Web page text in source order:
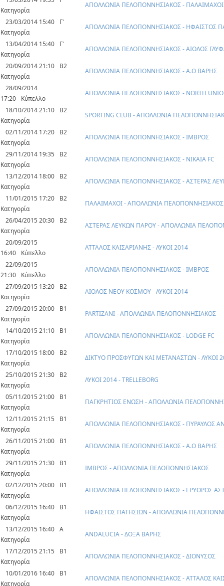
Κατηγορία
ΑΠΟΛΛΩΝΙΑ ΠΕΛΟΠΟΝΝΗΣΙΑΚΟΣ - ΠΑΛΑΙΜΑΧΟΙ
23/03/2014 15:40
Γ'
Κατηγορία
ΑΠΟΛΛΩΝΙΑ ΠΕΛΟΠΟΝΝΗΣΙΑΚΟΣ - ΗΦΑΙΣΤΟΣ
13/04/2014 15:40
Γ'
Κατηγορία
ΑΠΟΛΛΩΝΙΑ ΠΕΛΟΠΟΝΝΗΣΙΑΚΟΣ - ΑΙΟΛΟΣ
20/09/2014 21:10
Β2
Κατηγορία
ΑΠΟΛΛΩΝΙΑ ΠΕΛΟΠΟΝΝΗΣΙΑΚΟΣ - Α.Ο ΒΑΡΗΣ
28/09/2014
17:20
Κύπελλο
ΑΠΟΛΛΩΝΙΑ ΠΕΛΟΠΟΝΝΗΣΙΑΚΟΣ - NORTH
18/10/2014 21:10
Β2
Κατηγορία
SPORTING CLUB - ΑΠΟΛΛΩΝΙΑ
02/11/2014 17:20
Β2
Κατηγορία
ΑΠΟΛΛΩΝΙΑ ΠΕΛΟΠΟΝΝΗΣΙΑΚΟΣ - ΙΜΒΡΟΣ
29/11/2014 19:35
Β2
Κατηγορία
ΑΠΟΛΛΩΝΙΑ ΠΕΛΟΠΟΝΝΗΣΙΑΚΟΣ - ΝΙΚΑΙΑ FC
13/12/2014 18:00
Β2
Κατηγορία
ΑΠΟΛΛΩΝΙΑ ΠΕΛΟΠΟΝΝΗΣΙΑΚΟΣ - ΑΣΤΕΡΑΣ
11/01/2015 17:20
Β2
Κατηγορία
ΠΑΛΑΙΜΑΧΟΙ - ΑΠΟΛΛΩΝΙΑ ΠΕΛΟΠΟΝΝΗΣΙΑΚΟΣ
26/04/2015 20:30
Β2
Κατηγορία
ΑΣΤΕΡΑΣ ΛΕΥΚΩΝ ΠΑΡΟΥ - ΑΠΟΛΛΩΝΙΑ
20/09/2015
16:40
Κύπελλο
ΑΤΤΑΛΟΣ ΚΑΙΣΑΡΙΑΝΗΣ - ΛΥΚΟΙ 2014
22/09/2015
21:30
Κύπελλο
ΑΠΟΛΛΩΝΙΑ ΠΕΛΟΠΟΝΝΗΣΙΑΚΟΣ - ΙΜΒΡΟΣ
27/09/2015 13:20
Β2
Κατηγορία
ΑΙΟΛΟΣ ΝΕΟΥ ΚΟΣΜΟΥ - ΛΥΚΟΙ 2014
27/09/2015 20:00
Β1
Κατηγορία
PARTIZANI - ΑΠΟΛΛΩΝΙΑ ΠΕΛΟΠΟΝΝΗΣΙΑΚΟΣ
14/10/2015 21:10
Β1
Κατηγορία
ΑΠΟΛΛΩΝΙΑ ΠΕΛΟΠΟΝΝΗΣΙΑΚΟΣ - LODGE FC
17/10/2015 18:00
Β2
Κατηγορία
ΔΙΚΤΥΟ ΠΡΟΣΦΥΓΩΝ ΚΑΙ ΜΕΤΑΝΑΣΤΩΝ - ΛΥΚΟΙ
25/10/2015 21:30
Β2
Κατηγορία
ΛΥΚΟΙ 2014 - TRELLEBORG
05/11/2015 21:00
Β1
Κατηγορία
ΠΑΓΚΡΗΤΙΟΣ ΕΝΩΣΗ - ΑΠΟΛΛΩΝΙΑ
12/11/2015 21:15
Β1
Κατηγορία
ΑΠΟΛΛΩΝΙΑ ΠΕΛΟΠΟΝΝΗΣΙΑΚΟΣ - ΠΥΡΑΥΛΟΣ
26/11/2015 21:00
Β1
Κατηγορία
ΑΠΟΛΛΩΝΙΑ ΠΕΛΟΠΟΝΝΗΣΙΑΚΟΣ - Α.Ο ΒΑΡΗΣ
29/11/2015 21:30
Β1
Κατηγορία
ΙΜΒΡΟΣ - ΑΠΟΛΛΩΝΙΑ ΠΕΛΟΠΟΝΝΗΣΙΑΚΟΣ
02/12/2015 20:00
Β1
Κατηγορία
ΑΠΟΛΛΩΝΙΑ ΠΕΛΟΠΟΝΝΗΣΙΑΚΟΣ - ΕΡΥΘΡΟΣ
06/12/2015 16:40
Β1
Κατηγορία
ΗΦΑΙΣΤΟΣ ΠΑΤΗΣΙΩΝ - ΑΠΟΛΛΩΝΙΑ
13/12/2015 16:40 Α
Κατηγορία
ANDALUCIA - ΔΟΞΑ ΒΑΡΗΣ
17/12/2015 21:15
Β1
Κατηγορία
ΑΠΟΛΛΩΝΙΑ ΠΕΛΟΠΟΝΝΗΣΙΑΚΟΣ - ΔΙΟΝΥΣΟΣ
10/01/2016 16:40
Β1
Κατηγορία
ΑΠΟΛΛΩΝΙΑ ΠΕΛΟΠΟΝΝΗΣΙΑΚΟΣ - ΑΤΤΑΛΟΣ